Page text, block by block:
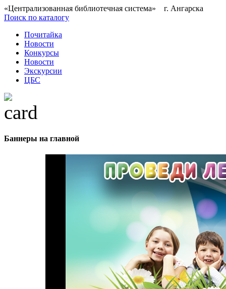
«Централизованная библиотечная система» г. Ангарска
Поиск по каталогу
Почитайка
Новости
Конкурсы
Новости
Экскурсии
ЦБС
Баннеры на главной